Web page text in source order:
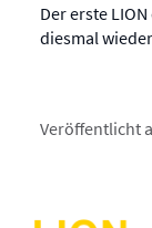
Der erste
diesmal
Veröffentlicht